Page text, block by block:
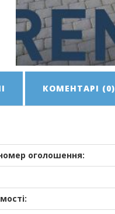
КОМЕНТАРІ (0)
оголошення: